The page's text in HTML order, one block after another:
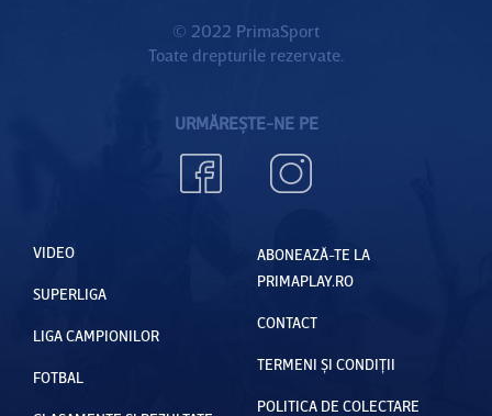
© 2022 PrimaSport
Toate drepturile rezervate.
URMĂREȘTE-NE PE
VIDEO
SUPERLIGA
LIGA CAMPIONILOR
FOTBAL
ABONEAZĂ-TE LA
PRIMAPLAY.RO
CONTACT
TERMENI ȘI CONDIȚII
POLITICA DE COLECTARE